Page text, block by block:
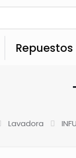
Repuestos
Lavadora